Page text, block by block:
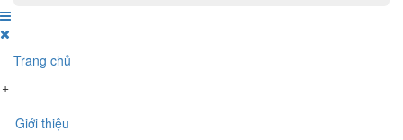
Trang chủ
+
Giới thiệu